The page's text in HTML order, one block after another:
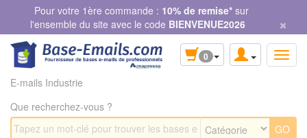
Pour votre 1ère commande : 10% de remise* sur
l'ensemble du site avec le code BIENVENUE2026 ×
0
E-mails Industrie
Que recherchez-vous ?
Panneau de gestion des cookies